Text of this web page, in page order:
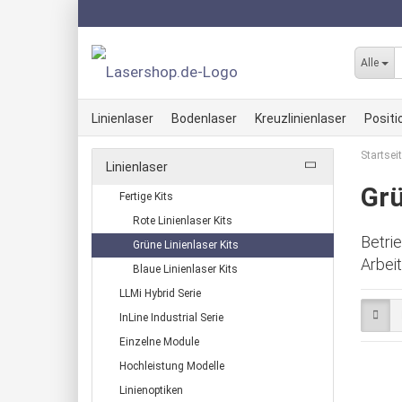
Alle
Linienlaser
Blaue Linienlaser Kits
Rote LLMi Linienlaser
Grüne LLMi Linienlaser
Blaue LLMi Linienlaser
Bodenlaser Kreuzlinienlaser
Grüne Kreuzlinienlaser
Blaue Kreuzlinienlaser Kits
Rote KLMi Kreuzlinien
Grüne KLMi Kreuzlinien
Linienlaser
Fertige Kits
Rote Linienlaser Kits
Grüne Linienlaser Kits
Blaue Linienlaser Kits
LLMi Hybrid Serie
InLine Industrial Serie
Einzelne Module
Hochleistung Modelle
Linienoptiken